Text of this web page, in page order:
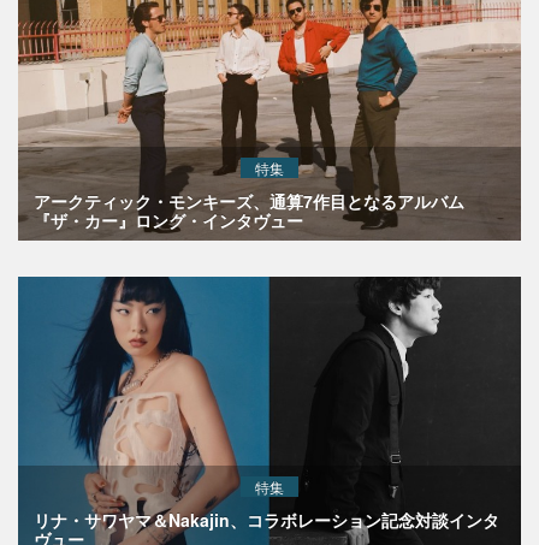
特集
アークティック・モンキーズ、通算7作目となるアルバム
『ザ・カー』ロング・インタヴュー
特集
リナ・サワヤマ＆Nakajin、コラボレーション記念対談インタ
ヴュー